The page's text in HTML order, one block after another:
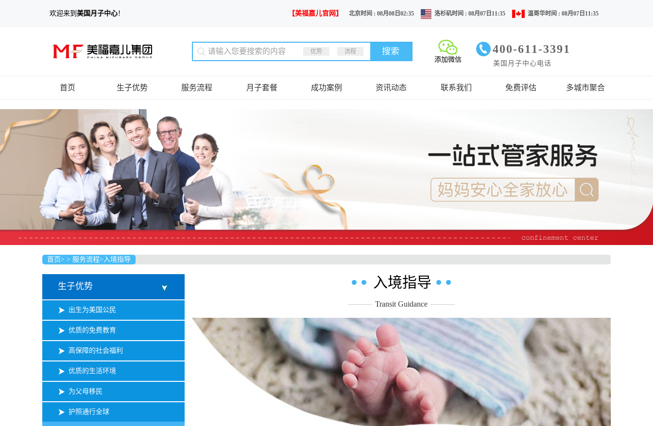
欢迎来到 美国月子中心！ 【美福嘉儿官网】 北京时间 : 08月08日02:35 洛杉矶时间 : 08月07日11:35 温哥华时间 : 08月07日11:35
优势 流程
添加微信
400-611-3391
美国月子中心电话
首页 生子优势 服务流程 月子套餐 成功案例 资讯动态 联系我们 免费评估 多城市聚合
首页> > 服务流程> 入境指导
生子优势
出生为美国公民
优质的免费教育
高保障的社会福利
优质的生活环境
为父母移民
护照通行全球
入境指导
Transit Guidance